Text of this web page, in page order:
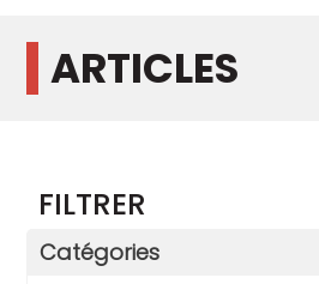
ARTICLES
FILTRER
Catégories